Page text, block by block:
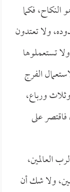
النكاح، فكما
ولا تعتدون
تستعملوها
الفرج
ورباع،
على
العالمين،
ولا شك أن